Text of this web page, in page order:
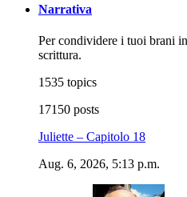
Narrativa
Per condividere i tuoi brani
scrittura.
1535 topics
17150 posts
Juliette – Capitolo 18
Aug. 6, 2026, 5:13 p.m.